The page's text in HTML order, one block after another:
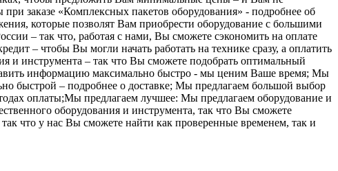
заказе «Комплексных пакетов оборудования» - подробнее об
которые позволят Вам приобрести оборудование с большими
– так что, работая с нами, Вы сможете сэкономить на оплате
– чтобы Вы могли начать работать на технике сразу, а оплатить
и инструмента – так что Вы сможете подобрать оптимальный
информацию максимально быстро - мы ценим Ваше время; Мы
быстрой – подробнее о доставке; Мы предлагаем большой выбор
оплаты;Мы предлагаем лучшее: Мы предлагаем оборудование и
оборудования и инструмента, так что Вы сможете
что у нас Вы сможете найти как проверенные временем, так и